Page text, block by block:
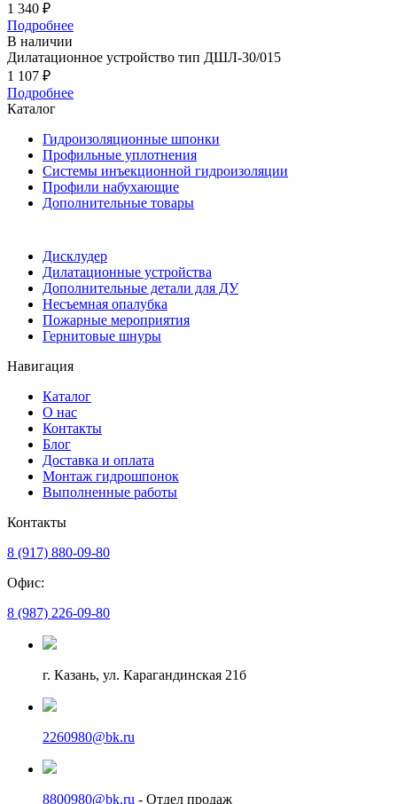
1 340 ₽
Подробнее
В наличии
Дилатационное устройство тип ДШЛ-30/015
1 107 ₽
Подробнее
Каталог
Гидроизоляционные шпонки
Профильные уплотнения
Системы инъекционной гидроизоляции
Профили набухающие
Дополнительные товары
Дисклудер
Дилатационные устройства
Дополнительные детали для ДУ
Несъемная опалубка
Пожарные мероприятия
Гернитовые шнуры
Навигация
Каталог
О нас
Контакты
Блог
Доставка и оплата
Монтаж гидрошпонок
Выполненные работы
Контакты
8 (917) 880-09-80
Офис:
8 (987) 226-09-80
г. Казань, ул. Карагандинская 21б
2260980@bk.ru
8800980@bk.ru - Отдел продаж